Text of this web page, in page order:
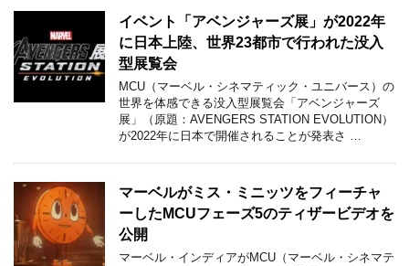
イベント「アベンジャーズ展」が2022年
に日本上陸、世界23都市で行われた没入
型展覧会
MCU（マーベル・シネマティック・ユニバース）の
世界を体感できる没入型展覧会「アベンジャーズ
展」（原題：AVENGERS STATION EVOLUTION）
が2022年に日本で開催されることが発表さ …
マーベルがミス・ミニッツをフィーチャ
ーしたMCUフェーズ5のティザービデオを
公開
マーベル・インディアがMCU（マーベル・シネマテ